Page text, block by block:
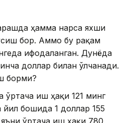
ҳамма нарса яхши
бор. Аммо бу рақам
ифодаланган. Дунёда
доллар билан ўлчанади.
борми?
ўртача иш ҳақи 121 минг
бошида 1 доллар 155
яъни ўртача иш ҳақи 780